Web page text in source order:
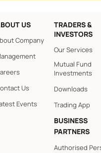
US
Company
Us
Events
TRADERS &
INVESTORS
Our Services
Mutual Fund
Investments
Downloads
Trading App
BUSINESS
PARTNERS
Authorised